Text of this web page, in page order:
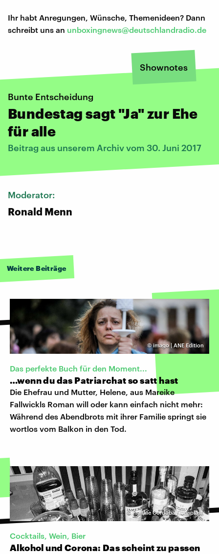
Ihr habt Anregungen, Wünsche, Themenideen? Dann
schreibt uns an unboxingnews@deutschlandradio.de
Shownotes
Bunte Entscheidung
Bundestag sagt "Ja" zur Ehe
für alle
Beitrag aus unserem Archiv vom 30. Juni 2017
Moderator:
Ronald Menn
Weitere Beiträge
©imago | ANE Edition
Das perfekte Buch für den Moment...
…wenn du das Patriarchat so satt hast
Die Ehefrau und Mutter, Helene, aus Mareike
Fallwickls Roman will oder kann einfach nicht mehr:
Während des Abendbrots mit ihrer Familie springt sie
wortlos vom Balkon in den Tod.
©Frankie Cordoba / Unsplash
Cocktails, Wein, Bier
Alkohol und Corona: Das scheint zu passen